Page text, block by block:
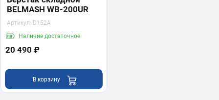
BELMASH WB-200UR
Артикул: D152A
Наличие достаточное
20 490 ₽
В корзину